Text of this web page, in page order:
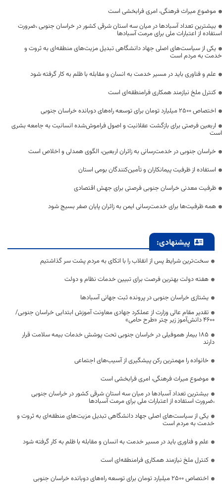
موضوع میراث فرهنگی، امری فرابخشی است
بیشترین تعداد آسبادها در میان سه استان شرقی کشور در خراسان جنوبی ،ضرورت
استفاده از اعتبارات ملی برای مرمت آسبادها
یکی از سیاست‌های اصلی جهاد دانشگاهی تبدیل مزیت‌های منطقه‌ای به ثروت و
خدمت به مردم است
علم و فناوری باید در مسیر خدمت به انسان و مقابله با ظلم به کار گرفته شود
کنترل ملخ نیازمند همکاری فرامنطقه‌ای است
اختصاص 2500 میلیارد تومان برای توسعه راه‌های دوبانده خراسان جنوبی
اربعین فرصتی برای بازگشت عقلانیت و اصول فراموش‌شده انسانیت به جامعه بشری
است
خراسان جنوبی در خدمت‌رسانی به زائران اربعین، الگوی همدلی و اخلاص است
استفاده از ظرفیت پیمانکاران و تأمین‌کنندگان بومی استان
ظرفیت معدنی خراسان جنوبی فرصتی برای جهش اقتصادی
همه ظرفیت‌ها برای خدمت‌رسانی ایمن به زائران پایان صفر بسیج شود
پیشنهادی:
سخت‌ترین شرایط پس از انقلاب را با اتکای به مردم پشت سر گذاشتیم
هفته دولت بهترین فرصت برای تبیین خدمات نظام و دولت
یشتازی خراسان جنوبی در پرونده ثبت جهانی آسبادها
تقدیر مقام عالی وزارت از عملکرد جهادی معاونت آموزش ابتدایی خراسان جنوبی/
۴۶۰۰ دانش‌آموز زیر چتر «طرح حامی»
۱۸۵ بیمار هموفیلی در خراسان جنوبی تحت پوشش خدمات بیمه سلامت قرار
دارند
خانواده را مهمترین رکن پیشگیری از آسیب‌های اجتماعی
موضوع میراث فرهنگی، امری فرابخشی است
بیشترین تعداد آسبادها در میان سه استان شرقی کشور در خراسان جنوبی
،ضرورت استفاده از اعتبارات ملی برای مرمت آسبادها
یکی از سیاست‌های اصلی جهاد دانشگاهی تبدیل مزیت‌های منطقه‌ای به ثروت و
خدمت به مردم است
علم و فناوری باید در مسیر خدمت به انسان و مقابله با ظلم به کار گرفته شود
کنترل ملخ نیازمند همکاری فرامنطقه‌ای است
اختصاص 2500 میلیارد تومان برای توسعه راه‌های دوبانده خراسان جنوبی